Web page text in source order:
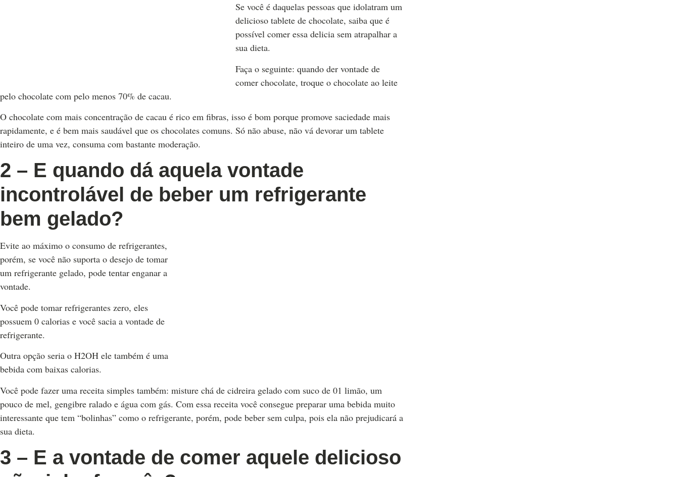
Se você é daquelas pessoas que idolatram um
delicioso tablete de chocolate, saiba que é
possível comer essa delicia sem atrapalhar a
sua dieta.
Faça o seguinte: quando der vontade de
comer chocolate, troque o chocolate ao leite
pelo chocolate com pelo menos 70% de cacau.
O chocolate com mais concentração de cacau é rico em fibras, isso é bom porque promove saciedade mais
rapidamente, e é bem mais saudável que os chocolates comuns. Só não abuse, não vá devorar um tablete
inteiro de uma vez, consuma com bastante moderação.
2 – E quando dá aquela vontade
incontrolável de beber um refrigerante
bem gelado?
Evite ao máximo o consumo de refrigerantes,
porém, se você não suporta o desejo de tomar
um refrigerante gelado, pode tentar enganar a
vontade.
Você pode tomar refrigerantes zero, eles
possuem 0 calorias e você sacia a vontade de
refrigerante.
Outra opção seria o H2OH ele também é uma
bebida com baixas calorias.
Você pode fazer uma receita simples também: misture chá de cidreira gelado com suco de 01 limão, um
pouco de mel, gengibre ralado e água com gás. Com essa receita você consegue preparar uma bebida muito
interessante que tem “bolinhas” como o refrigerante, porém, pode beber sem culpa, pois ela não prejudicará a
sua dieta.
3 – E a vontade de comer aquele delicioso